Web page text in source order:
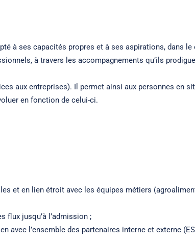
à ses capacités propres et à ses aspirations, dans
à travers les accompagnements qu’ils
aux entreprises). Il permet ainsi aux personnes en
en fonction de celui-ci.
et en lien étroit avec les équipes métiers
flux jusqu’à l’admission ;
avec l’ensemble des partenaires interne et externe